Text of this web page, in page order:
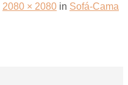
2080 × 2080 in Sofá-Cama